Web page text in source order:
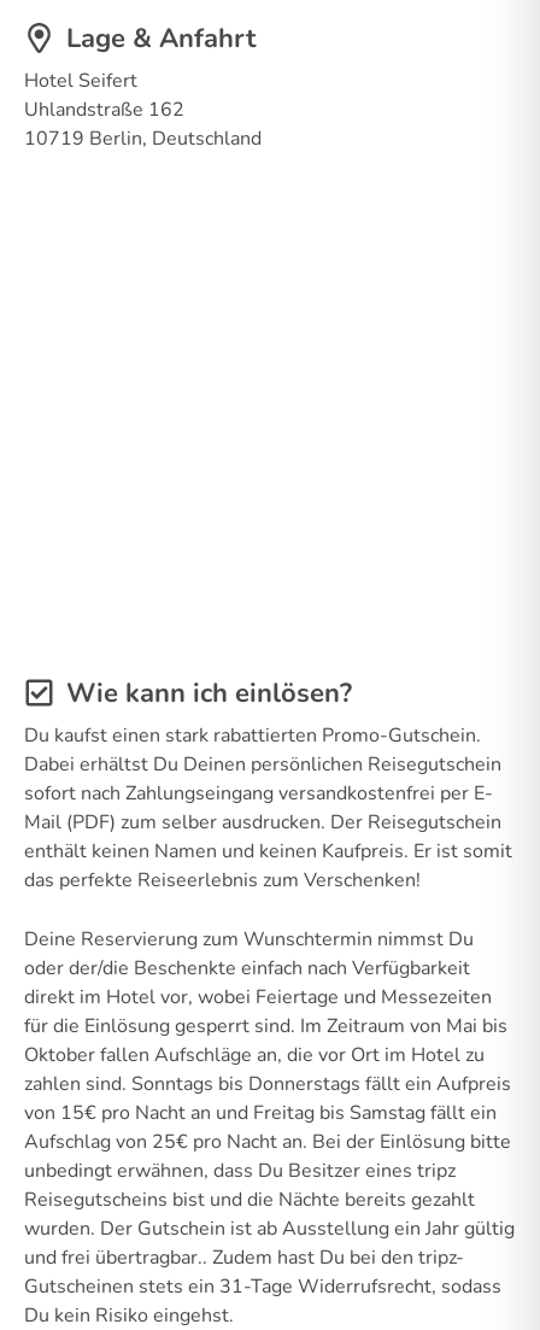
Lage & Anfahrt
Hotel Seifert
Uhlandstraße 162
10719 Berlin, Deutschland
Wie kann ich einlösen?
Du kaufst einen stark rabattierten Promo-Gutschein.
Dabei erhältst Du Deinen persönlichen Reisegutschein
sofort nach Zahlungseingang versandkostenfrei per E-
Mail (PDF) zum selber ausdrucken. Der Reisegutschein
enthält keinen Namen und keinen Kaufpreis. Er ist somit
das perfekte Reiseerlebnis zum Verschenken!
Deine Reservierung zum Wunschtermin nimmst Du
oder der/die Beschenkte einfach nach Verfügbarkeit
direkt im Hotel vor, wobei Feiertage und Messezeiten
für die Einlösung gesperrt sind. Im Zeitraum von Mai bis
Oktober fallen Aufschläge an, die vor Ort im Hotel zu
zahlen sind. Sonntags bis Donnerstags fällt ein Aufpreis
von 15€ pro Nacht an und Freitag bis Samstag fällt ein
Aufschlag von 25€ pro Nacht an. Bei der Einlösung bitte
unbedingt erwähnen, dass Du Besitzer eines tripz
Reisegutscheins bist und die Nächte bereits gezahlt
wurden. Der Gutschein ist ab Ausstellung ein Jahr gültig
und frei übertragbar.. Zudem hast Du bei den tripz-
Gutscheinen stets ein 31-Tage Widerrufsrecht, sodass
Du kein Risiko eingehst.